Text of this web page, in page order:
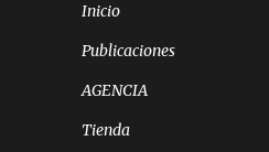
Inicio
Publicaciones
AGENCIA
Tienda